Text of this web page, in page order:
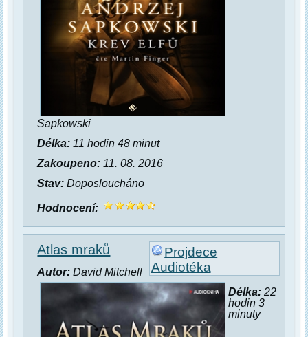
Sapkowski
Délka: 11 hodin 48 minut
Zakoupeno: 11. 08. 2016
Stav: Doposloucháno
Hodnocení:
Projdece
Audiotéka
Atlas mraků
Autor: David Mitchell
Délka:22
hodin 3
minuty